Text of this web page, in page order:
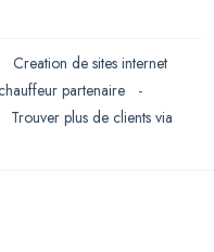
Creation de sites internet
partenaire
-
Trouver plus de clients via